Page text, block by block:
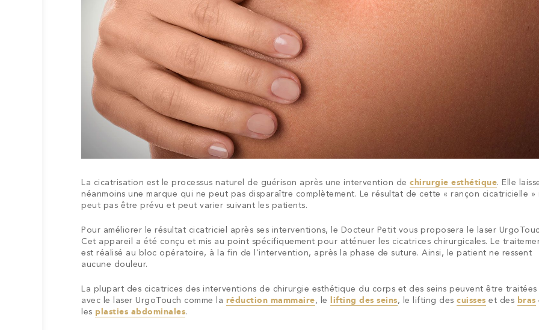
La cicatrisation est le processus naturel de guérison après une intervention de chirurgie esthétique. Elle
néanmoins une marque qui ne peut pas disparaître complètement. Le résultat de cette « rançon cicatricielle »
peut pas être prévu et peut varier suivant les patients.
Pour améliorer le résultat cicatriciel après ses interventions, le Docteur Petit vous proposera le laser
Cet appareil a été conçu et mis au point spécifiquement pour atténuer les cicatrices chirurgicales. Le
est réalisé au bloc opératoire, à la fin de l’intervention, après la phase de suture. Ainsi, le patient ne ressent
aucune douleur.
La plupart des cicatrices des interventions de chirurgie esthétique du corps et des seins peuvent être traitées
avec le laser UrgoTouch comme la réduction mammaire, le lifting des seins, le lifting des cuisses et des bras
les plasties abdominales.